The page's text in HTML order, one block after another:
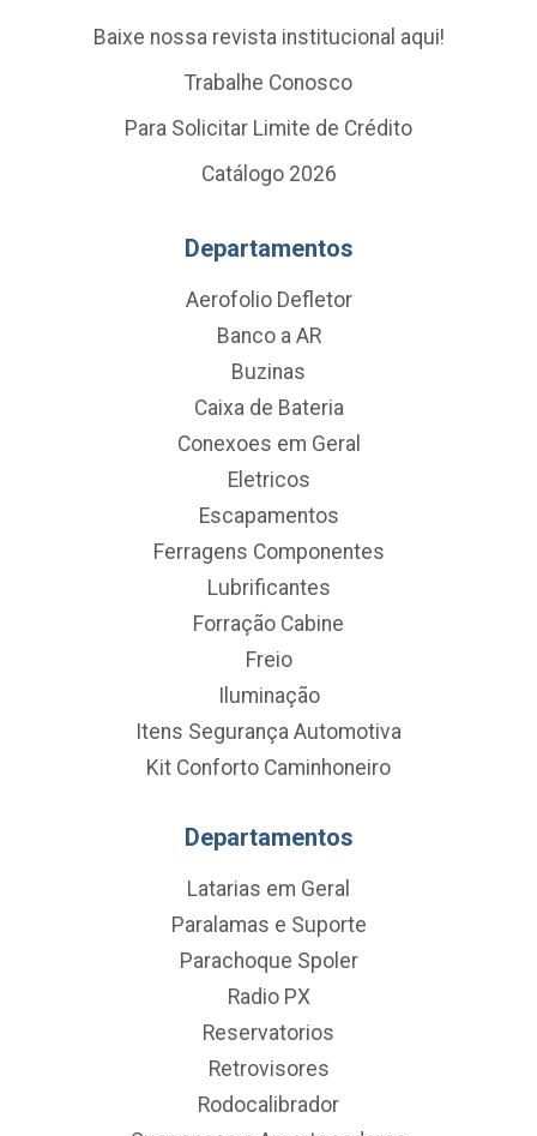
Baixe nossa revista institucional aqui!
Trabalhe Conosco
Para Solicitar Limite de Crédito
Catálogo 2026
Departamentos
Aerofolio Defletor
Banco a AR
Buzinas
Caixa de Bateria
Conexoes em Geral
Eletricos
Escapamentos
Ferragens Componentes
Lubrificantes
Forração Cabine
Freio
Iluminação
Itens Segurança Automotiva
Kit Conforto Caminhoneiro
Departamentos
Latarias em Geral
Paralamas e Suporte
Parachoque Spoler
Radio PX
Reservatorios
Retrovisores
Rodocalibrador